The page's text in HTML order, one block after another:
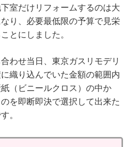
室だけリフォームするのは大
り、必要最低限の予算で見栄
とにしました。
わせ当日、東京ガスリモデリ
織り込んでいた金額の範囲内
（ビニールクロス）の中か
を即断即決で選択して出来た
。